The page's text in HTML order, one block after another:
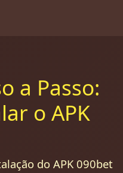
a Passo:
o APK
do APK 090bet